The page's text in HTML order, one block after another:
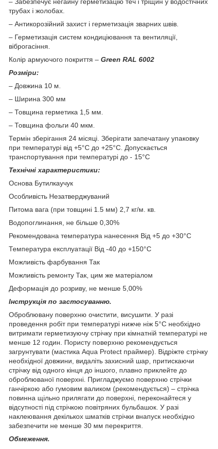
трубах і жолобах.
– Антикорозійний захист і герметизація зварних швів.
– Герметизація систем кондиціювання та вентиляції,
віброгасіння.
Колір армуючого покриття – Green RAL 6002
Розміри:
– Довжина 10 м.
– Ширина 300 мм
– Товщина герметика 1,5 мм.
– Товщина фольги 40 мкм.
Термін зберігання 24 місяці. Зберігати запечатану упаковку
при температурі від +5°С до +25°С. Допускається
транспортування при температурі до - 15°С
Технічні характеристики:
Основа Бутилкаучук
Особливість Незатверджуваний
Питома вага (при товщині 1.5 мм) 2,7 кг/м. кв.
Водопоглинання, не більше 0,30%
Рекомендована температура нанесення Від +5 до +30°С
Температура експлуатації Від -40 до +150°С
Можливість фарбування Так
Можливість ремонту Так, цим же матеріалом
Деформація до розриву, не менше 5,00%
Інструкція по застосуванню.
Оброблювану поверхню очистити, висушити. У разі
проведення робіт при температурі нижче ніж 5°С необхідно
витримати герметизуючу стрічку при кімнатній температурі не
менше 12 годин. Пористу поверхню рекомендується
загрунтувати (мастика Aqua Protect праймер). Відріжте стрічку
необхідної довжини, видаліть захисний шар, притискаючи
стрічку від одного кінця до іншого, плавно приклейте до
оброблюваної поверхні. Пригладжуємо поверхню стрічки
ганчіркою або гумовим валиком (рекомендується) – стрічка
повинна щільно прилягати до поверхні, переконайтеся у
відсутності під стрічкою повітряних бульбашок. У разі
наклеювання декількох шматків стрічки внапуск необхідно
забезпечити не менше 30 мм перекриття.
Обмеження.